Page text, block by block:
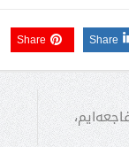
Share
Share